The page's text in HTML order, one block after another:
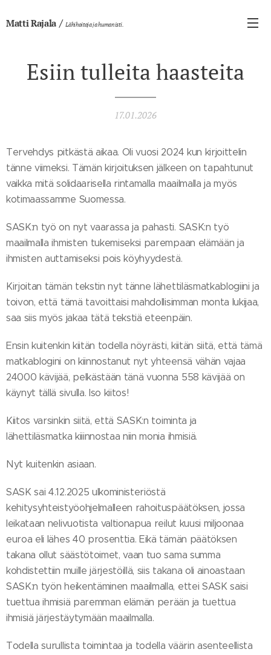
Matti Rajala/ Lähihoitaja ja humanisti.
Esiin tulleita haasteita
17.01.2026
Tervehdys pitkästä aikaa. Oli vuosi 2024 kun kirjoittelin
tänne viimeksi. Tämän kirjoituksen jälkeen on tapahtunut
vaikka mitä solidaarisella rintamalla maailmalla ja myös
kotimaassamme Suomessa.
SASK:n työ on nyt vaarassa ja pahasti. SASK:n työ
maailmalla ihmisten tukemiseksi parempaan elämään ja
ihmisten auttamiseksi pois köyhyydestä.
Kirjoitan tämän tekstin nyt tänne lähettiläsmatkablogiini ja
toivon, että tämä tavoittaisi mahdollisimman monta lukijaa,
saa siis myös jakaa tätä tekstiä eteenpäin.
Ensin kuitenkin kiitän todella nöyrästi, kiitän siitä, että tämä
matkablogini on kiinnostanut nyt yhteensä vähän vajaa
24000 kävijää, pelkästään tänä vuonna 558 kävijää on
käynyt tällä sivulla. Iso kiitos!
Kiitos varsinkin siitä, että SASK:n toiminta ja
lähettiläsmatka kiiinnostaa niin monia ihmisiä.
Nyt kuitenkin asiaan.
SASK sai 4.12.2025 ulkoministeriöstä
kehitysyhteistyöohjelmalleen rahoituspäätöksen, jossa
leikataan nelivuotista valtionapua reilut kuusi miljoonaa
euroa eli lähes 40 prosenttia. Eikä tämän päätöksen
takana ollut säästötoimet, vaan tuo sama summa
kohdistettiin muille järjestöillä, siis takana oli ainoastaan
SASK:n työn heikentäminen maailmalla, ettei SASK saisi
tuettua ihmisiä paremman elämän perään ja tuettua
ihmisiä järjestäytymään maailmalla.
Todella surullista toimintaa ja todella väärin asenteellista